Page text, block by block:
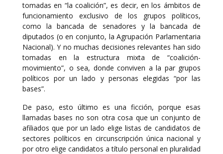
tomadas en “la coalición”, es decir, en los ámbitos de
funcionamiento exclusivo de los grupos políticos,
como la bancada de senadores y la bancada de
diputados (o en conjunto, la Agrupación Parlamentaria
Nacional). Y no muchas decisiones relevantes han sido
tomadas en la estructura mixta de “coalición-
movimiento”, o sea, donde conviven a la par grupos
políticos por un lado y personas elegidas “por las
bases”.
De paso, esto último es una ficción, porque esas
llamadas bases no son otra cosa que un conjunto de
afiliados que por un lado elige listas de candidatos de
sectores políticos en circunscripción única nacional y
por otro elige candidatos a título personal en pluralidad